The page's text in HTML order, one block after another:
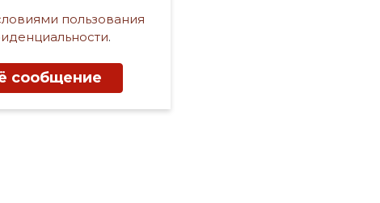
пользования
.
сообщение